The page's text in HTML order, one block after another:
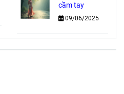
cầm tay
09/06/2025